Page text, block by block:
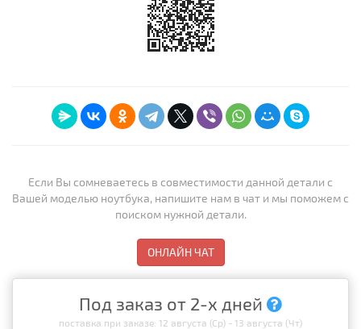
Если Вы сомневаетесь в совместимости данной детали с
Вашей моделью ноутбука, напишите нам в чат и мы поможем с
поиском нужной детали.
ОНЛАЙН ЧАТ
Под заказ от 2-х дней
поставка при заказе: 12 августа (Ср) - 13 августа (Чт)